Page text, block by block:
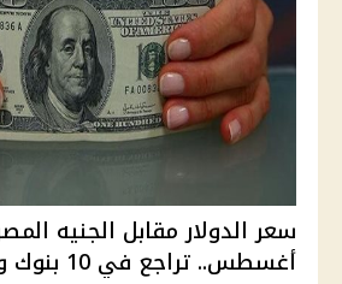
أغسطس.. تراجع في 10 بنوك وارت...